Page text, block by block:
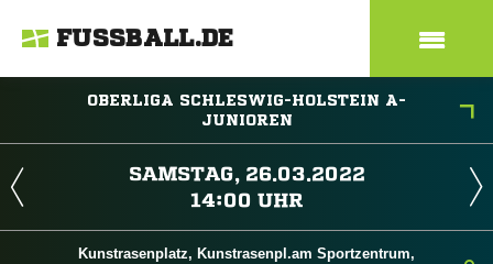
FUSSBALL.DE
OBERLIGA SCHLESWIG-HOLSTEIN A-
JUNIOREN
 
 
Kunstrasenplatz, Kunstrasenpl.am Sportzentrum,